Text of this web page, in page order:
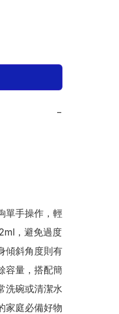
−
單手操作，輕
，避免過度
傾斜角度則有
容量，搭配簡
洗碗或清潔水
家庭必備好物